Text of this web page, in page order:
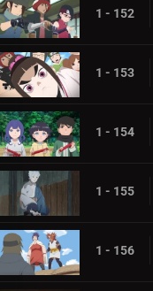
1 - 152
1 - 153
1 - 154
1 - 155
1 - 156